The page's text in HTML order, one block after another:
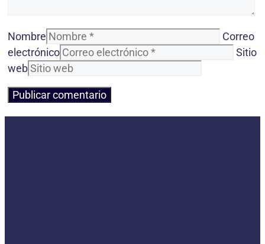
Nombre
Correo
electrónico
Sitio
web